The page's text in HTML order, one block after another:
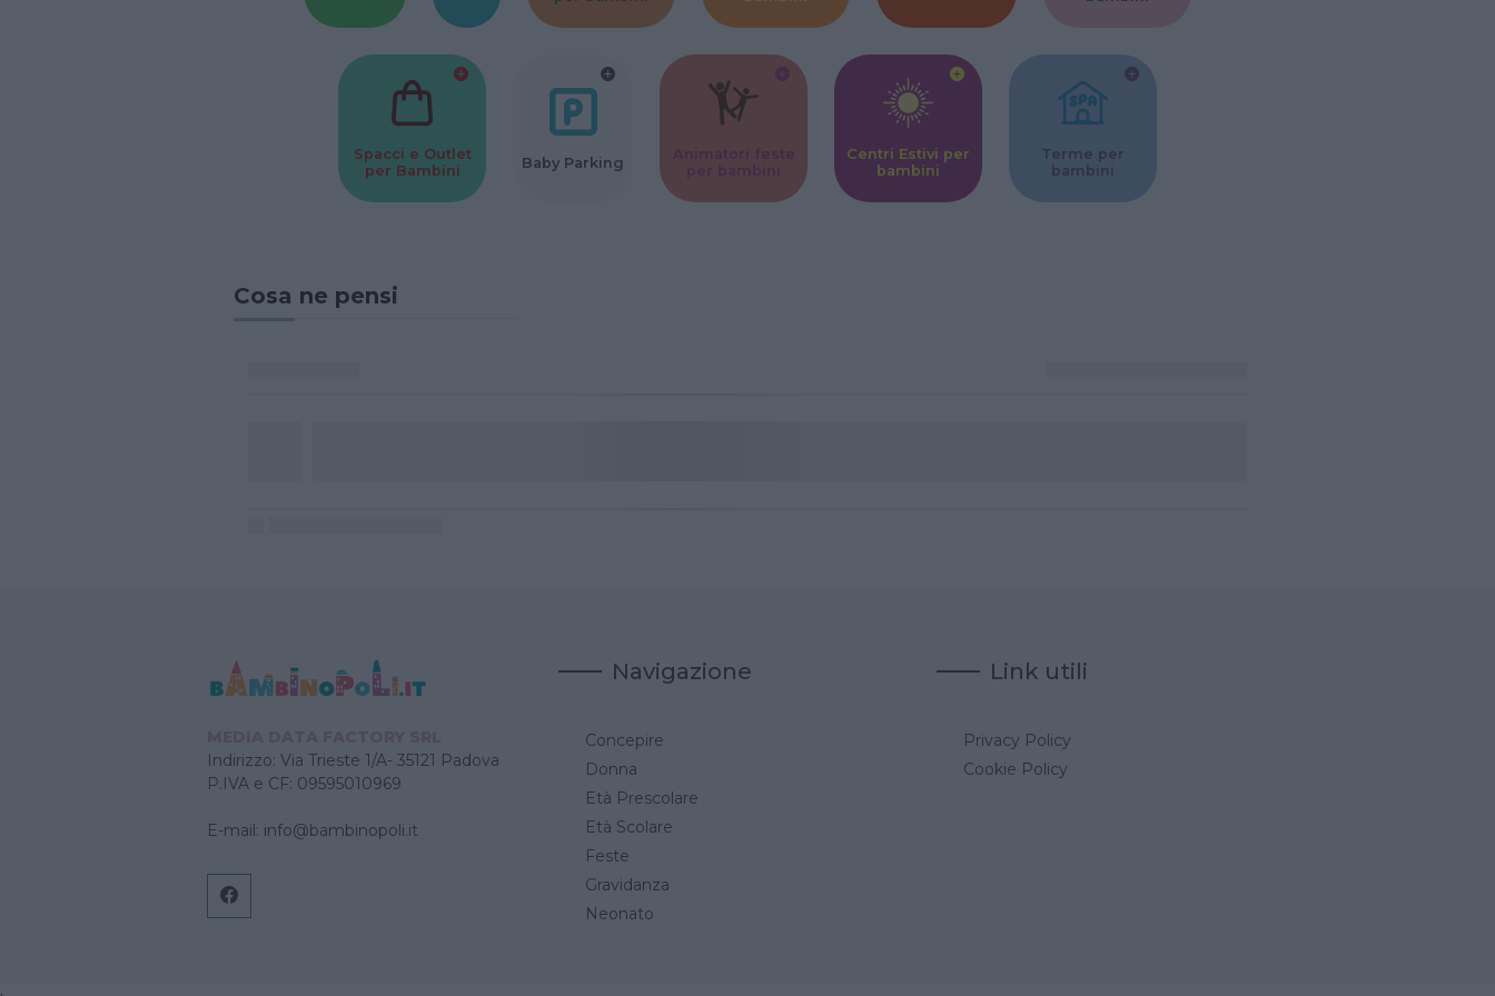
Spacci e Outlet
per Bambini
Baby Parking
Centri Estivi per
bambini
Terme per
bambini
Cosa ne pensi
Indirizzo: Via Trieste 1/A- 35121 Padova
P.IVA e CF: 09595010969
E-mail: info@bambinopoli.it
Navigazione
Concepire
Donna
Età Prescolare
Età Scolare
Feste
Gravidanza
Neonato
Link utili
Privacy Policy
Cookie Policy